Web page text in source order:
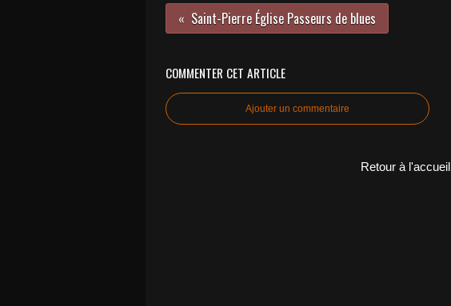
Saint-Pierre Église Passeurs de blues
COMMENTER CET ARTICLE
Ajouter un commentaire
Retour à l'accueil